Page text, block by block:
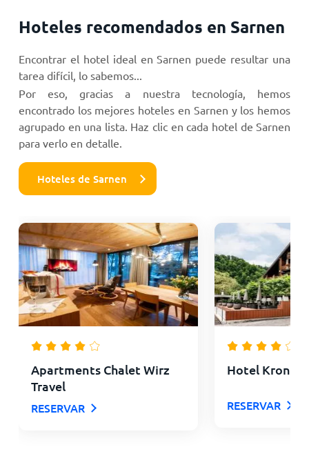
Hoteles recomendados en Sarnen
Encontrar el hotel ideal en Sarnen puede resultar una
tarea difícil, lo sabemos...
Por eso, gracias a nuestra tecnología, hemos
encontrado los mejores hoteles en Sarnen y los hemos
agrupado en una lista. Haz clic en cada hotel de Sarnen
para verlo en detalle.
Hoteles de Sarnen
Apartments Chalet Wirz
Travel
RESERVAR
Hotel Krone
RESERVAR